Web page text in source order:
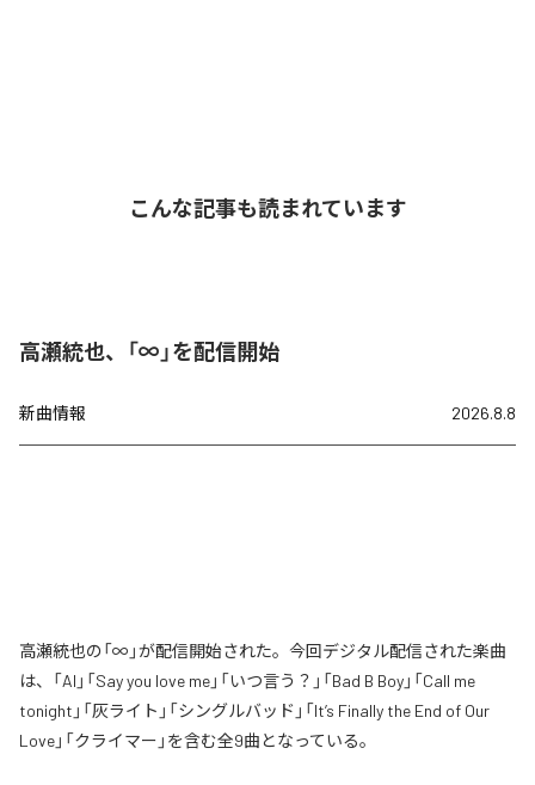
こんな記事も読まれています
高瀬統也、「∞」を配信開始
新曲情報 2026.8.8
高瀬統也の「∞」が配信開始された。今回デジタル配信された楽曲
は、「AI」「Say you love me」「いつ言う？」「Bad B Boy」「Call me
tonight」「灰ライト」「シングルバッド」「It’s Finally the End of Our
Love」「クライマー」を含む全9曲となっている。